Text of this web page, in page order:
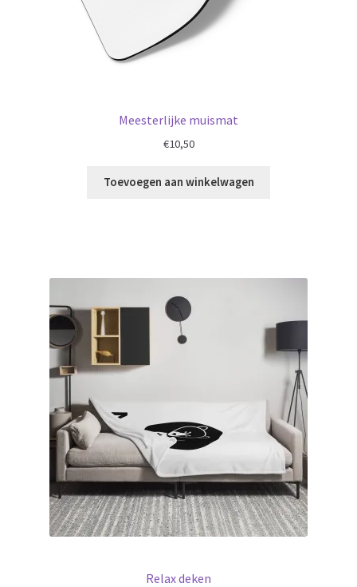
Meesterlijke muismat
€10,50
Toevoegen aan winkelwagen
Relax deken